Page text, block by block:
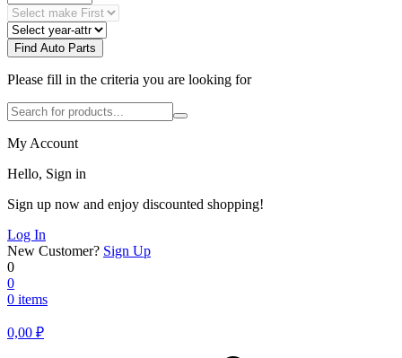
Find Auto Parts
Please fill in the criteria you are looking for
My Account
Hello, Sign in
Sign up now and enjoy discounted shopping!
Log In
New Customer? Sign Up
0
0
0 items
0,00 ₽